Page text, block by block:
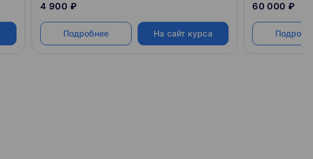
документации, научитесь применять
нормативные акты в работе. Получите
экспертную поддержку и удостоверение.
4 900 ₽
Подробнее На сайт курса
60 000 ₽